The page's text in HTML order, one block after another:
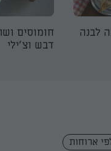
לבנה
חומוסים
דבש וצ׳ילי
ארוחות